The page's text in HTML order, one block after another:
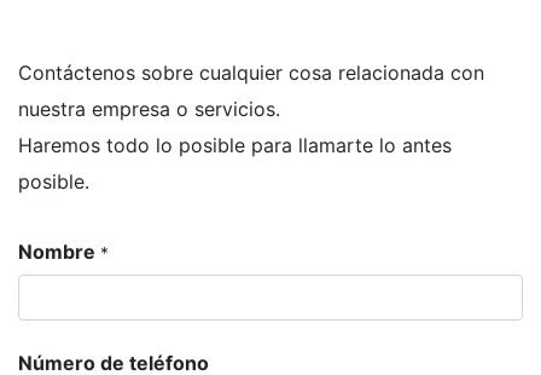
Contáctenos sobre cualquier cosa relacionada con
nuestra empresa o servicios.
Haremos todo lo posible para llamarte lo antes
posible.
Nombre *
Número de teléfono